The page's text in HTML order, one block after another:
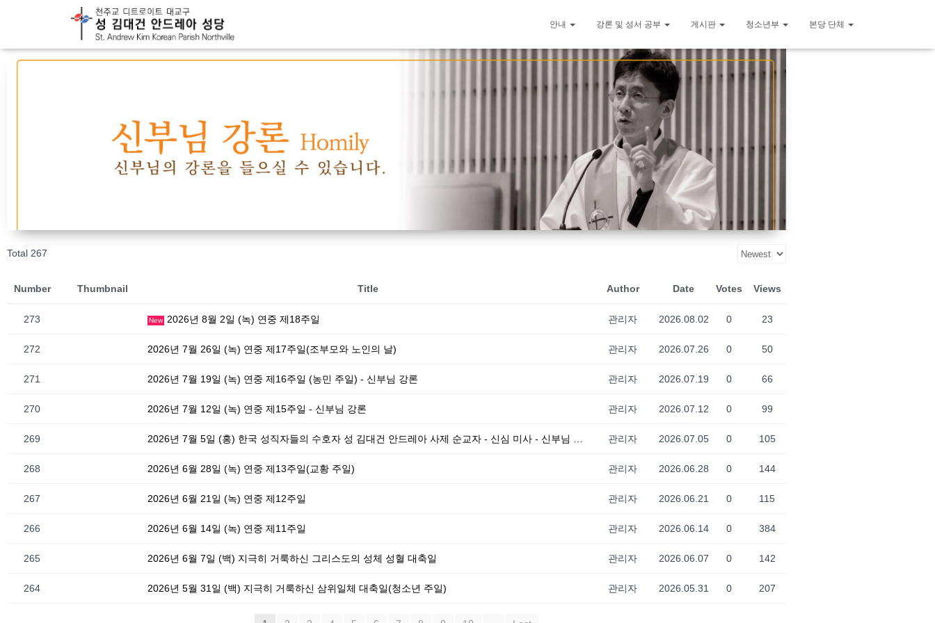
안내 강론 및 성서 공부 게시판 청소년부 본당 단체
Total 267
Number Thumbnail Title Author Date Votes Views
273 New 2026년 8월 2일 (녹) 연중 제18주일 관리자 2026.08.02 0 23
272 2026년 7월 26일 (녹) 연중 제17주일(조부모와 노인의 날) 관리자 2026.07.26 0 50
271 2026년 7월 19일 (녹) 연중 제16주일 (농민 주일) - 신부님 강론 관리자 2026.07.19 0 66
270 2026년 7월 12일 (녹) 연중 제15주일 - 신부님 강론 관리자 2026.07.12 0 99
269 관리자 2026.07.05 0 105
268 2026년 6월 28일 (녹) 연중 제13주일(교황 주일) 관리자 2026.06.28 0 144
267 2026년 6월 21일 (녹) 연중 제12주일 관리자 2026.06.21 0 115
266 2026년 6월 14일 (녹) 연중 제11주일 관리자 2026.06.14 0 384
265 2026년 6월 7일 (백) 지극히 거룩하신 그리스도의 성체 성혈 대축일 관리자 2026.06.07 0 142
264 2026년 5월 31일 (백) 지극히 거룩하신 삼위일체 대축일(청소년 주일) 관리자 2026.05.31 0 207